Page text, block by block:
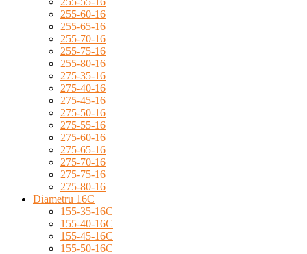
255-60-16
255-65-16
255-70-16
255-75-16
255-80-16
275-35-16
275-40-16
275-45-16
275-50-16
275-55-16
275-60-16
275-65-16
275-70-16
275-75-16
275-80-16
Diametru 16C
155-35-16C
155-40-16C
155-45-16C
155-50-16C